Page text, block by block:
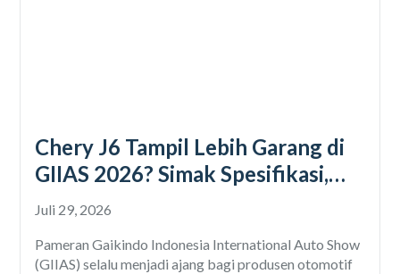
Chery J6 Tampil Lebih Garang di
GIIAS 2026? Simak Spesifikasi,
Fitur, dan Bocoran Terbarunya!
Juli 29, 2026
Pameran Gaikindo Indonesia International Auto Show
(GIIAS) selalu menjadi ajang bagi produsen otomotif